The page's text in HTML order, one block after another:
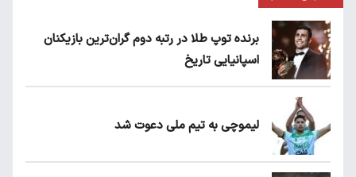
برنده توپ طلا در رتبه دوم گران‌ترین بازیکنان
اسپانیایی تاریخ
لیموچی به تیم ملی دعوت شد